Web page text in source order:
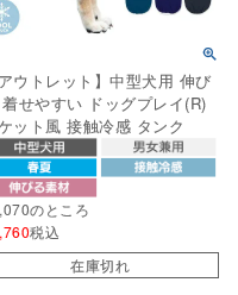
アウトレット】中型犬用 伸び
せやすい ドッグプレイ(R)
ット風 接触冷感 タンク
のところ
税込
在庫切れ